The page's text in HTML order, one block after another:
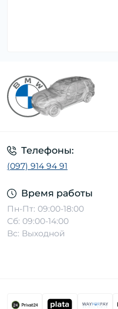
Телефоны:
(097) 914 94 91
Время работы
Пн-Пт: 09:00-18:00
Сб: 09:00-14:00
Вс: Выходной